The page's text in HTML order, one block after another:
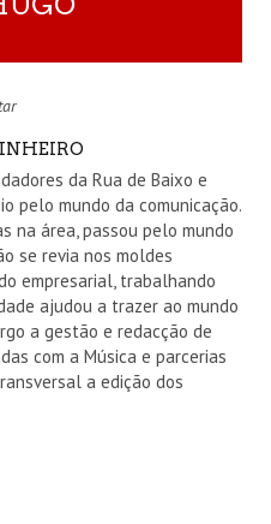
da Rua de Baixo e
pelo mundo da comunicação.
na área, passou pelo mundo
se revia nos moldes
empresarial, trabalhando
ajudou a trazer ao mundo
a gestão e redacção de
com a Música e parcerias
a edição dos